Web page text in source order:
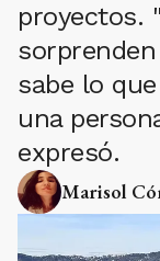
proyectos.
sabe lo
una
expresó.
Marisol